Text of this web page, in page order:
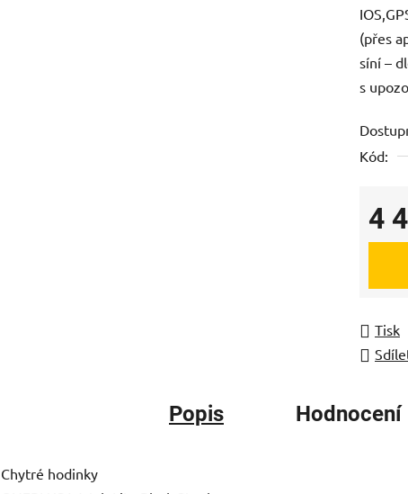
(přes
síní –
s
Kód:
4
Tisk
Popis Hodnocení
Chytré hodinky